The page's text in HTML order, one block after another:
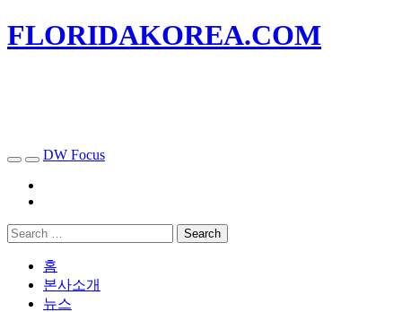
FLORIDAKOREA.COM
DW Focus
홈
본사소개
뉴스